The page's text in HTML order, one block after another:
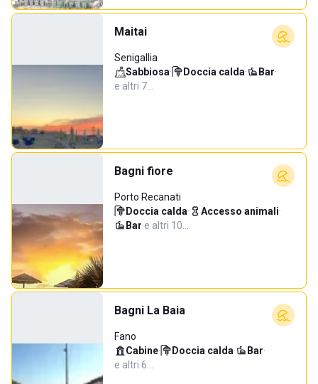
Maitai
Senigallia
Sabbiosa· Doccia calda· Bar·
e altri 7…
Bagni fiore
Porto Recanati
Doccia calda· Accesso animali·
Bar·e altri 10…
Bagni La Baia
Fano
Cabine· Doccia calda· Bar·
e altri 6…